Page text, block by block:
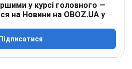
у курсі головного —
на Новини на OBOZ.UA у
Підписатися